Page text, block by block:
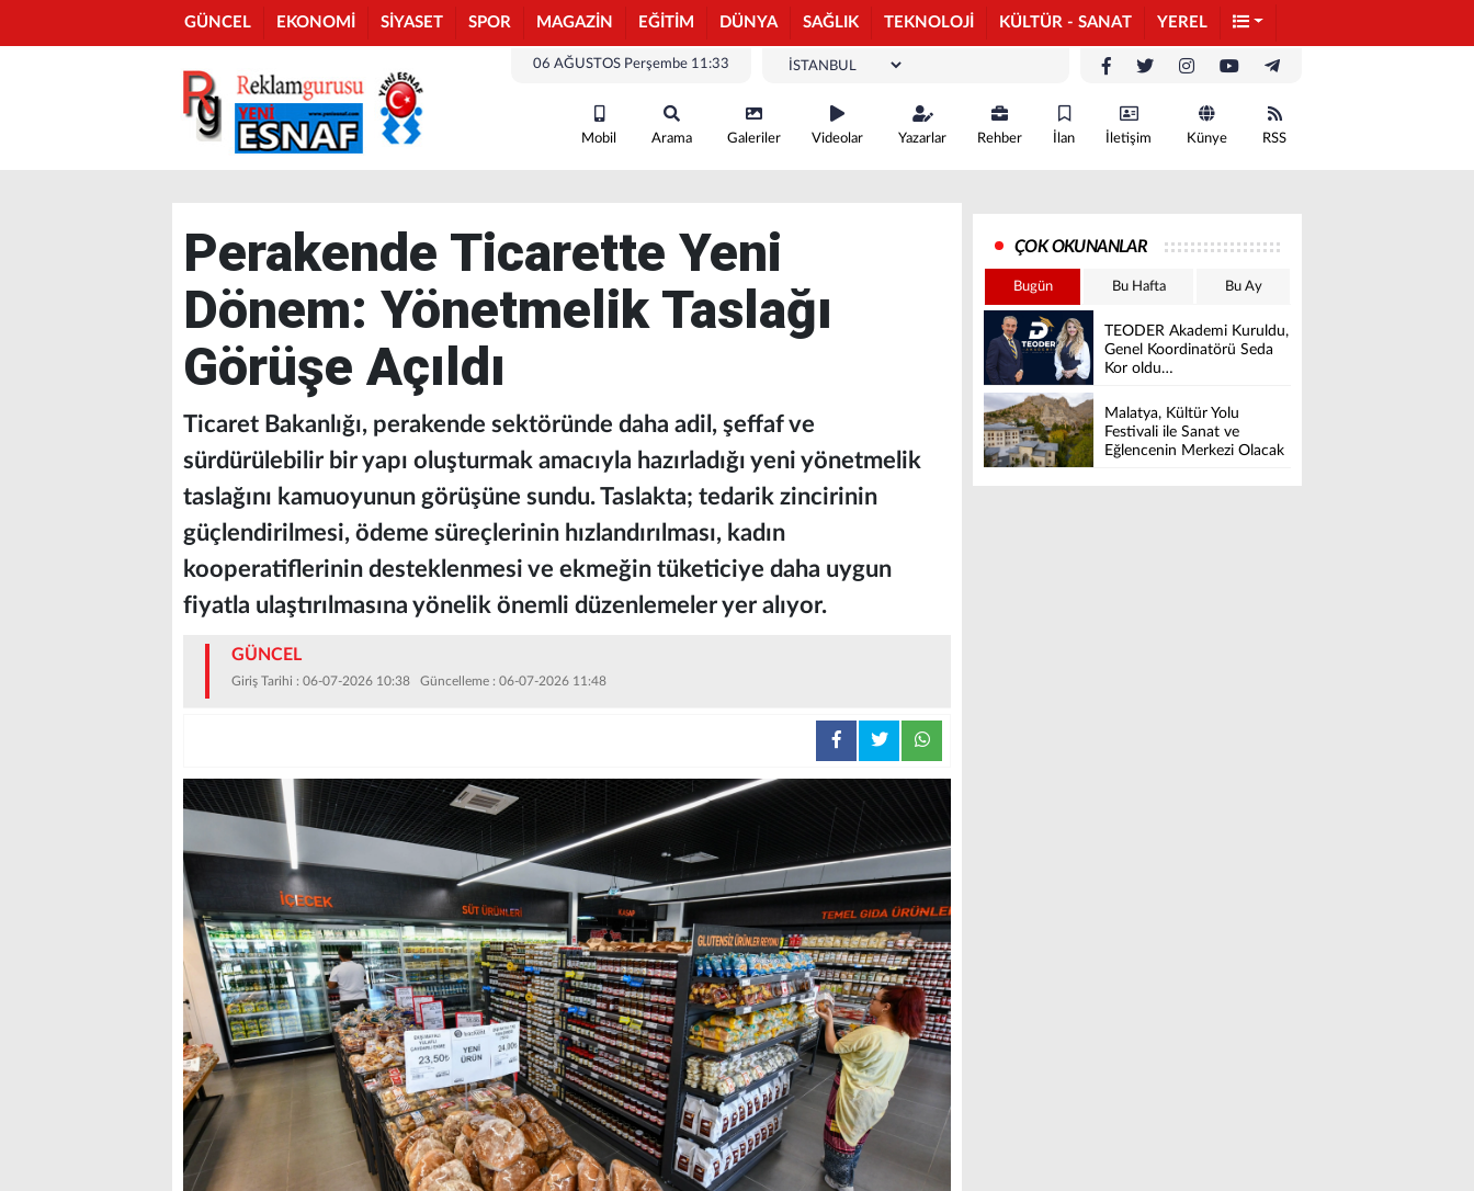
GÜNCEL EKONOMİ SİYASET SPOR MAGAZİN EĞİTİM DÜNYA SAĞLIK TEKNOLOJİ KÜLTÜR - SANAT YEREL
06 AĞUSTOS Perşembe 11:33
Mobil Arama Galeriler Videolar Yazarlar Rehber İlan İletişim Künye RSS
Perakende Ticarette Yeni
Dönem: Yönetmelik Taslağı
Görüşe Açıldı
Ticaret Bakanlığı, perakende sektöründe daha adil, şeffaf ve
sürdürülebilir bir yapı oluşturmak amacıyla hazırladığı yeni yönetmelik
taslağını kamuoyunun görüşüne sundu. Taslakta; tedarik zincirinin
güçlendirilmesi, ödeme süreçlerinin hızlandırılması, kadın
kooperatiflerinin desteklenmesi ve ekmeğin tüketiciye daha uygun
fiyatla ulaştırılmasına yönelik önemli düzenlemeler yer alıyor.
GÜNCEL
Giriş Tarihi : 06-07-2026 10:38 Güncelleme : 06-07-2026 11:48
ÇOK OKUNANLAR
Bugün Bu Hafta Bu Ay
TEODER Akademi Kuruldu,
Genel Koordinatörü Seda
Kor oldu…
Malatya, Kültür Yolu
Festivali ile Sanat ve
Eğlencenin Merkezi Olacak